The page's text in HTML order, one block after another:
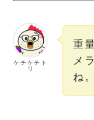
ケチケチト
リ
重
メ
ね。